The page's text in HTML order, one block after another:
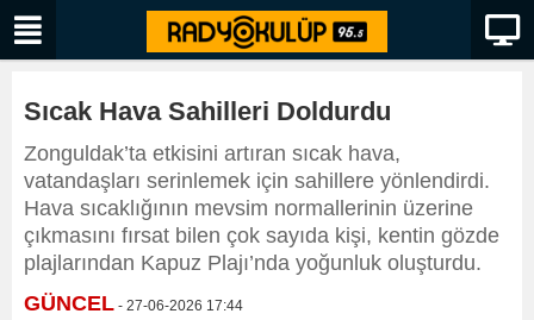
Sıcak Hava Sahilleri Doldurdu
Zonguldak’ta etkisini artıran sıcak hava,
vatandaşları serinlemek için sahillere yönlendirdi.
Hava sıcaklığının mevsim normallerinin üzerine
çıkmasını fırsat bilen çok sayıda kişi, kentin gözde
plajlarından Kapuz Plajı’nda yoğunluk oluşturdu.
GÜNCEL - 27-06-2026 17:44